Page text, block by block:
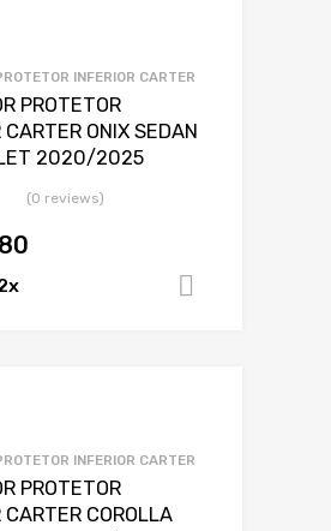
INFERIOR CARTER
PROTETOR
CARTER ONIX SEDAN
2020/2025
(0 reviews)
INFERIOR CARTER
PROTETOR
CARTER COROLLA